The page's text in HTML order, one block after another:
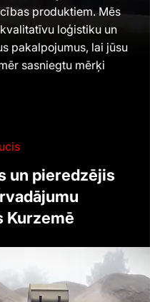
produktiem. Mēs
loģistiku un
pakalpojumus, lai jūsu
sasniegtu mērķi
un pieredzējis
Kurzemē